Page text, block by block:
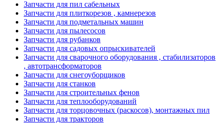
Запчасти для пил сабельных
Запчасти для плиткорезов , камнерезов
Запчасти для подметальных машин
Запчасти для пылесосов
Запчасти для рубанков
Запчасти для садовых опрыскивателей
Запчасти для сварочного оборудования , стабилизаторов
, автотрансформаторов
Запчасти для снегоуборщиков
Запчасти для станков
Запчасти для строительных фенов
Запчасти для теплооборудований
Запчасти для торцовочных (раскосов), монтажных пил
Запчасти для тракторов